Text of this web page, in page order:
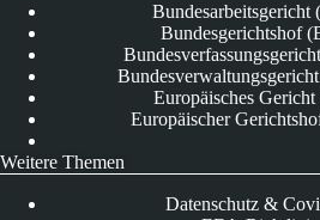
Bundesarbeitsgericht
Bundesgerichtshof
Europäisches
Europäischer
Weitere Themen
Datenschutz &